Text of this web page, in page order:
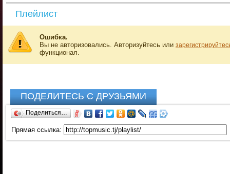
Плейлист
Ошибка.
Вы не авторизовались. Авторизуйтесь или
функционал.
ПОДЕЛИТЕСЬ С ДРУЗЬЯМИ
Поделиться…
Прямая ссылка: